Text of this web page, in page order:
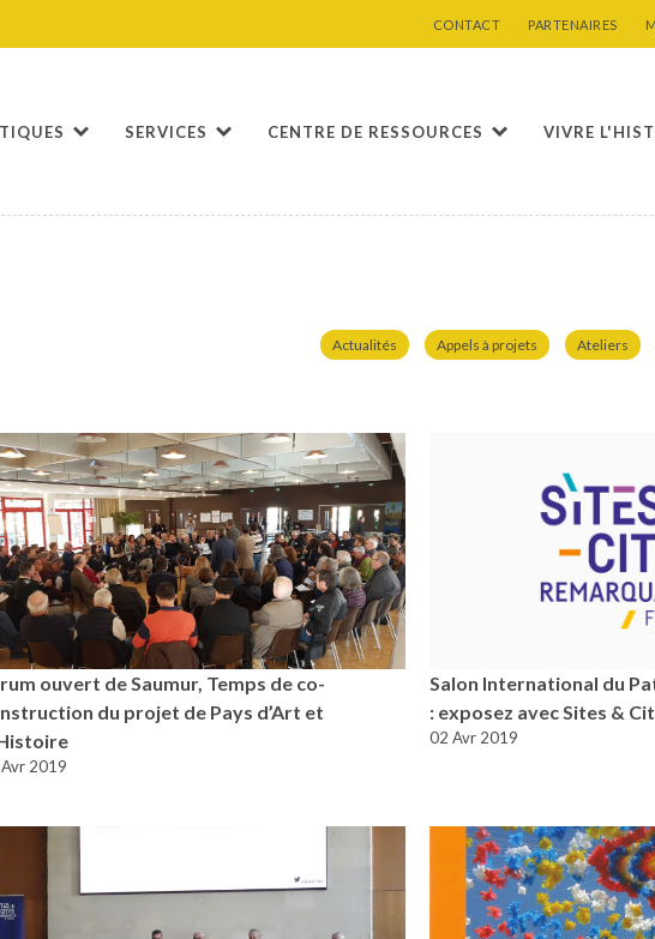
CONTACT PARTENAIRES
SERVICES CENTRE DE RESSOURCES VIVRE
Actualités Appels à projets Ateliers
ouvert de Saumur, Temps de co-
du projet de Pays d’Art et
2019
Salon International du
: exposez avec Sites &
02 Avr 2019